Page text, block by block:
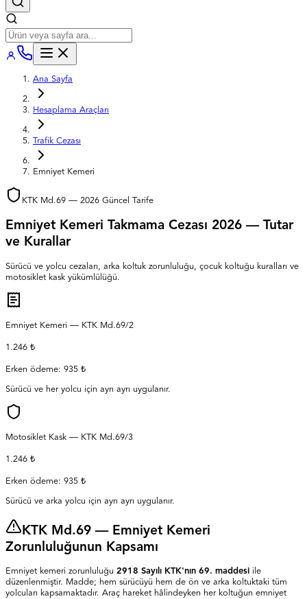
Ana Sayfa
Hesaplama Araçları
Trafik Cezası
Emniyet Kemeri
KTK Md.69 — 2026 Güncel Tarife
Emniyet Kemeri Takmama Cezası 2026 — Tutar
ve Kurallar
Sürücü ve yolcu cezaları, arka koltuk zorunluluğu, çocuk koltuğu kuralları ve
motosiklet kask yükümlülüğü.
Emniyet Kemeri — KTK Md.69/2
1.246 ₺
Erken ödeme: 935 ₺
Sürücü ve her yolcu için ayrı ayrı uygulanır.
Motosiklet Kask — KTK Md.69/3
1.246 ₺
Erken ödeme: 935 ₺
Sürücü ve arka yolcu için ayrı ayrı uygulanır.
KTK Md.69 — Emniyet Kemeri
Zorunluluğunun Kapsamı
Emniyet kemeri zorunluluğu 2918 Sayılı KTK'nın 69. maddesi ile
düzenlenmiştir. Madde; hem sürücüyü hem de ön ve arka koltuktaki tüm
yolcuları kapsamaktadır. Araç hareket hâlindeyken her koltuğun emniyet